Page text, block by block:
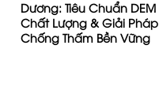
Dương: Tiêu Chuẩn DEM
Chất Lượng & Giải Pháp
Chống Thấm Bền Vững